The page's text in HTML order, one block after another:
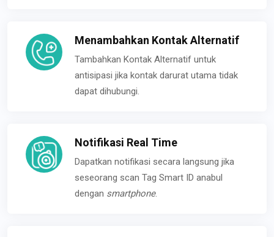
Menambahkan Kontak Alternatif
Tambahkan Kontak Alternatif untuk
antisipasi jika kontak darurat utama tidak
dapat dihubungi.
Notifikasi Real Time
Dapatkan notifikasi secara langsung jika
seseorang scan Tag Smart ID anabul
dengan smartphone.